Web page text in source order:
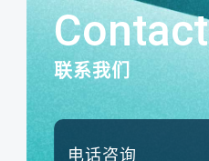
联系我们
电话咨询